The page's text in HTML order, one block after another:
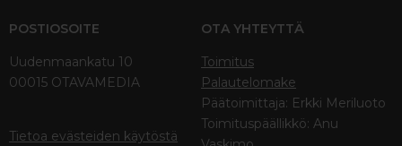
POSTIOSOITE
Uudenmaankatu 10
00015 OTAVAMEDIA
Tietoa evästeiden käytöstä
OTA YHTEYTTÄ
Toimitus
Palautelomake
Päätoimittaja: Erkki Meriluoto
Toimituspäällikkö: Anu